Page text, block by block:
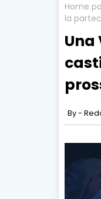
Home
la
Una